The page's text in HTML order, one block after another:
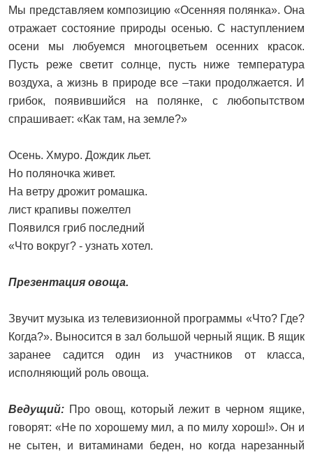
Мы представляем композицию «Осенняя полянка». Она
отражает состояние природы осенью. С наступлением
осени мы любуемся многоцветьем осенних красок.
Пусть реже светит солнце, пусть ниже температура
воздуха, а жизнь в природе все –таки продолжается. И
грибок, появившийся на полянке, с любопытством
спрашивает: «Как там, на земле?»
Осень. Хмуро. Дождик льет.
Но поляночка живет.
На ветру дрожит ромашка.
лист крапивы пожелтел
Появился гриб последний
«Что вокруг? - узнать хотел.
Презентация овоща.
Звучит музыка из телевизионной программы «Что? Где?
Когда?». Выносится в зал большой черный ящик. В ящик
заранее садится один из участников от класса,
исполняющий роль овоща.
Ведущий: Про овощ, который лежит в черном ящике,
говорят: «Не по хорошему мил, а по милу хорош!». Он и
не сытен, и витаминами беден, но когда нарезанный